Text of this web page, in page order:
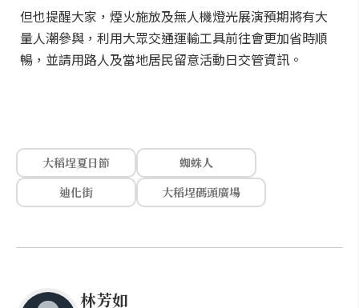
但也提醒大家，煙火施放及無人機燈光展演預期將有大
量人潮參與，利用大眾交通運輸工具前往會更加省時順
暢，並請用路人及當地居民留意活動日交管資訊。
大稻埕夏日節
蜘蛛人
迪化街
大稻埕碼頭廣場
林芳如